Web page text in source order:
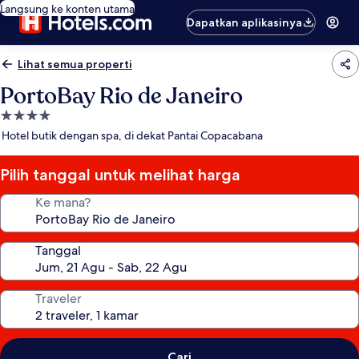
Langsung ke konten utama
Dapatkan aplikasinya
Lihat semua properti
PortoBay Rio de Janeiro
Properti
bintang
Hotel butik dengan spa, di dekat Pantai Copacabana
Pilih tanggal untuk melihat harga
Ke mana?
Tanggal
Traveler